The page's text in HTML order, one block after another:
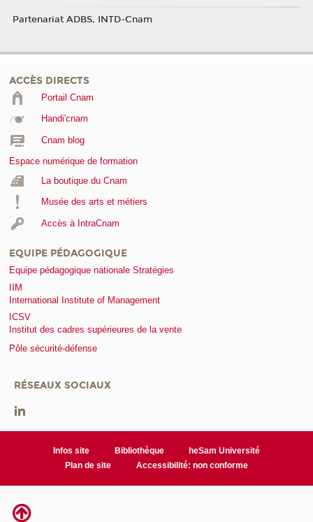
Partenariat ADBS, INTD-Cnam
ACCÈS DIRECTS
Portail Cnam
Handi'cnam
Cnam blog
Espace numérique de formation
La boutique du Cnam
Musée des arts et métiers
Accès à IntraCnam
EQUIPE PÉDAGOGIQUE
Equipe pédagogique nationale Stratégies
IIM
International Institute of Management
ICSV
Institut des cadres supérieures de la vente
Pôle sécurité-défense
RÉSEAUX SOCIAUX
Infos site Bibliothèque
heSam Université
Plan de site
Accessibilité: non conforme